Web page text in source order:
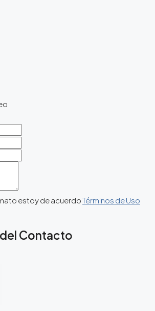
estoy de acuerdoTérminos de Uso
Contacto